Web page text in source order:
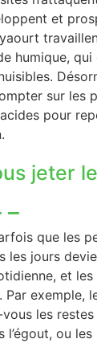
et
humique,
sur les
pour
jeter
que les
les jours
et
Par exemple,
les
l’égout, ou